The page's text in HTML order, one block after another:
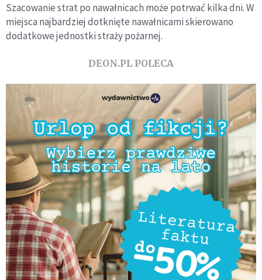
Szacowanie strat po nawałnicach może potrwać kilka dni. W
miejsca najbardziej dotknięte nawałnicami skierowano
dodatkowe jednostki straży pożarnej.
DEON.PL POLECA